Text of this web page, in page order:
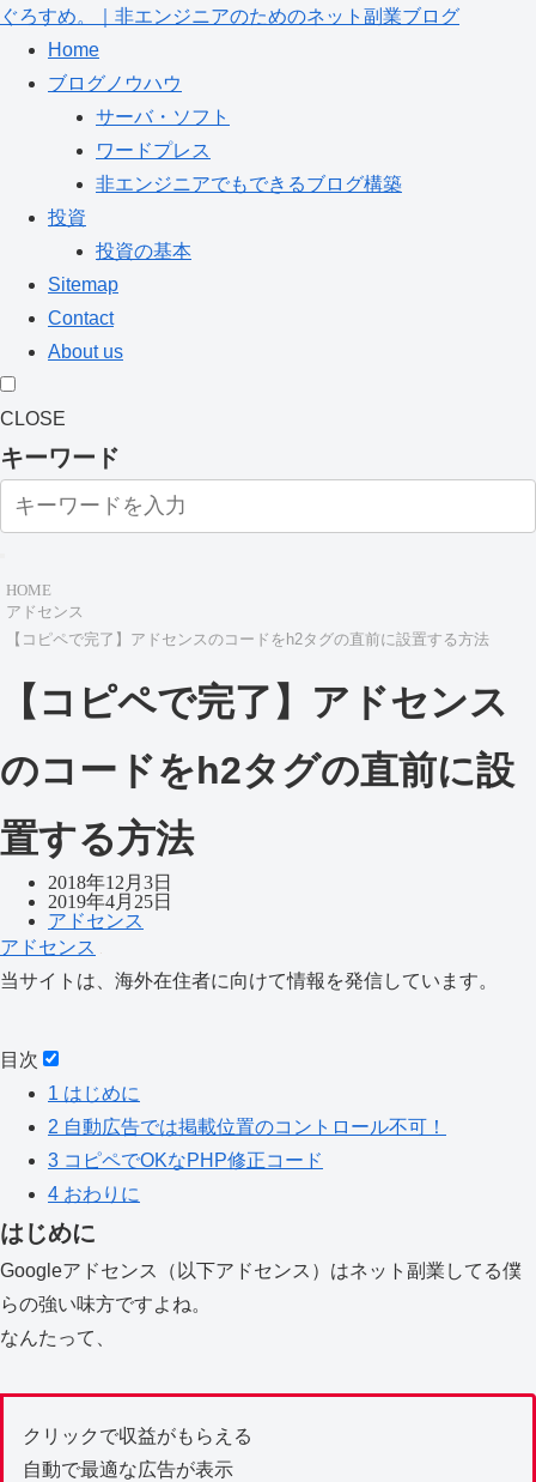
ぐろすめ。｜非エンジニアのためのネット副業ブログ
Home
ブログノウハウ
サーバ・ソフト
ワードプレス
非エンジニアでもできるブログ構築
投資
投資の基本
Sitemap
Contact
About us
CLOSE
キーワード
HOME
アドセンス
【コピペで完了】アドセンスのコードをh2タグの直前に設置する方法
【コピペで完了】アドセンス
のコードをh2タグの直前に設
置する方法
2018年12月3日
2019年4月25日
アドセンス
アドセンス
当サイトは、海外在住者に向けて情報を発信しています。
目次
1 はじめに
2 自動広告では掲載位置のコントロール不可！
3 コピペでOKなPHP修正コード
4 おわりに
はじめに
Googleアドセンス（以下アドセンス）はネット副業してる僕
らの強い味方ですよね。
なんたって、
クリックで収益がもらえる
自動で最適な広告が表示